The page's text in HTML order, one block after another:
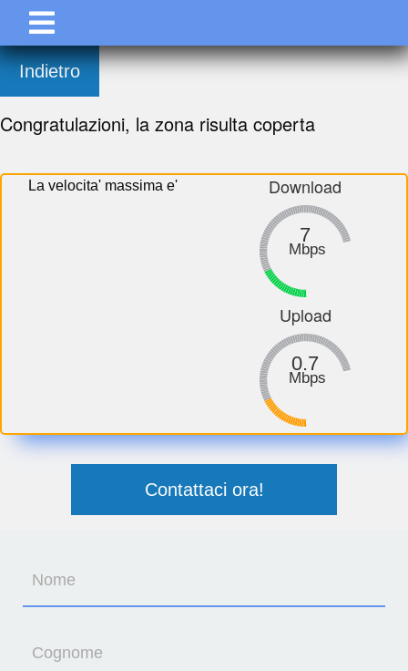
Indietro
Congratulazioni, la zona risulta coperta
La velocita' massima e'
7
Mbps
Download
0.7
Mbps
Upload
Contattaci ora!
Nome
Cognome